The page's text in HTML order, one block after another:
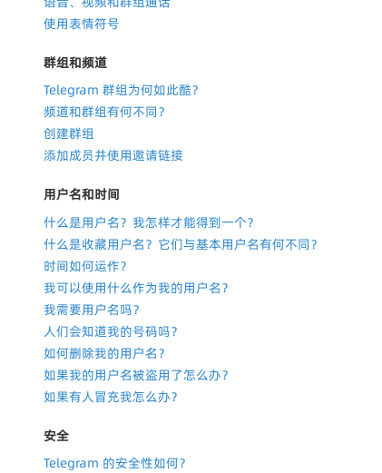
使用表情符号
群组和频道
Telegram 群组为何如此酷？
频道和群组有何不同？
创建群组
添加成员并使用邀请链接
用户名和时间
什么是用户名？我怎样才能得到一个？
什么是收藏用户名？它们与基本用户名有何不同？
时间如何运作？
我可以使用什么作为我的用户名？
我需要用户名吗？
人们会知道我的号码吗？
如何删除我的用户名？
如果我的用户名被盗用了怎么办？
如果有人冒充我怎么办？
安全
Telegram 的安全性如何？